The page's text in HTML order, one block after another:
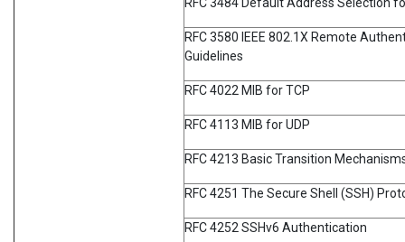
RFC 3580 IEEE 802.1X Remote
Guidelines
RFC 4022 MIB for TCP
RFC 4113 MIB for UDP
RFC 4213 Basic Transition
RFC 4251 The Secure Shell (SSH)
RFC 4252 SSHv6 Authentication